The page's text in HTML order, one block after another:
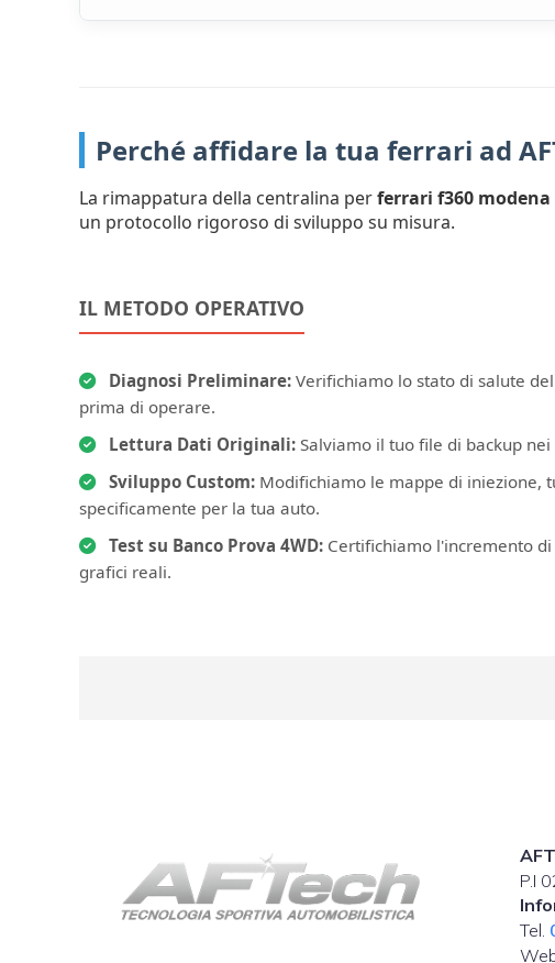
Perché affidare la tua ferrari ad
La rimappatura della centralina perferrari f360 modena
un protocollo rigoroso di sviluppo su misura.
IL METODO OPERATIVO
Diagnosi Preliminare: Verifichiamo lo stato di salute
prima di operare.
Lettura Dati Originali: Salviamo il tuo file di backup
Sviluppo Custom: Modifichiamo le mappe di iniezione,
specificamente per la tua auto.
Test su Banco Prova 4WD: Certifichiamo l'incremento
grafici reali.
P.I
Tel.